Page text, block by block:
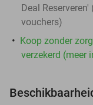
Deal
vouchers)
Koop zonder
verzekerd (meer